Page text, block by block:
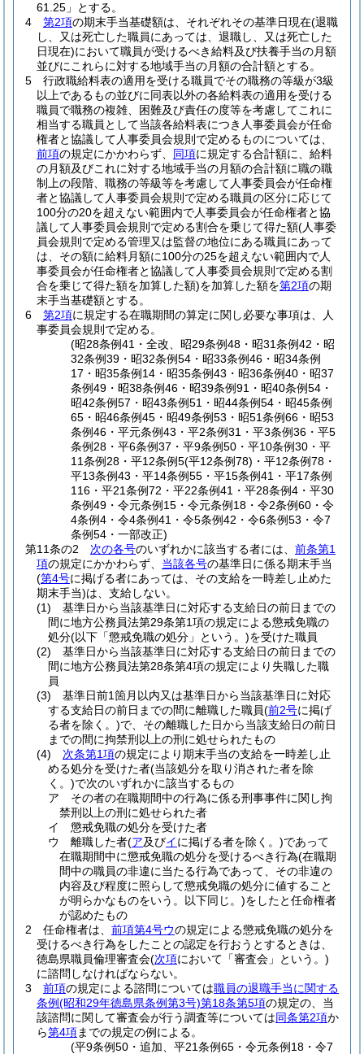
61.25」とする。
4
第2項の期末手当基礎額は、それぞれその基準日現在(退職
し、又は死亡した職員にあっては、退職し、又は死亡した
日現在)において職員が受けるべき給料及び扶養手当の月額
並びにこれらに対する地域手当の月額の合計額とする。
5
行政職給料表の適用を受ける職員でその職務の等級が3級
以上であるもの並びに同表以外の各給料表の適用を受ける
職員で職務の複雑、困難及び責任の度等を考慮してこれに
相当する職員として当該各給料表につき人事委員会が任命
権者と協議して人事委員会規則で定めるものについては、
前項の規定にかかわらず、 同項に規定する合計額に、給料
の月額及びこれに対する地域手当の月額の合計額に職の職
制上の段階、職務の等級等を考慮して人事委員会が任命権
者と協議して人事委員会規則で定める職員の区分に応じて
100分の20を超えない範囲内で人事委員会が任命権者と協
議して人事委員会規則で定める割合を乗じて得た額(人事委
員会規則で定める管理又は監督の地位にある職員にあって
は、その額に給料月額に100分の25を超えない範囲内で人
事委員会が任命権者と協議して人事委員会規則で定める割
合を乗じて得た額を加算した額)を加算した額を第2項の期
末手当基礎額とする。
6
第2項に規定する在職期間の算定に関し必要な事項は、人
事委員会規則で定める。
(昭28条例41・全改、昭29条例48・昭31条例42・昭
32条例39・昭32条例54・昭33条例46・昭34条例
17・昭35条例14・昭35条例43・昭36条例40・昭37
条例49・昭38条例46・昭39条例91・昭40条例54・
昭42条例57・昭43条例51・昭44条例54・昭45条例
65・昭46条例45・昭49条例53・昭51条例66・昭53
条例46・平元条例43・平2条例31・平3条例36・平5
条例28・平6条例37・平9条例50・平10条例30・平
11条例28・平12条例5(平12条例78)・平12条例78・
平13条例43・平14条例55・平15条例41・平17条例
116・平21条例72・平22条例41・平28条例4・平30
条例49・令元条例15・令元条例18・令2条例60・令
4条例4・令4条例41・令5条例42・令6条例53・令7
条例54・一部改正)
第11条の2
次の各号のいずれかに該当する者には、 前条第1
項の規定にかかわらず、 当該各号の基準日に係る期末手当
(第4号に掲げる者にあっては、その支給を一時差し止めた
期末手当)は、支給しない。
(1)
基準日から当該基準日に対応する支給日の前日までの
間に地方公務員法第29条第1項の規定による懲戒免職の
処分(以下「懲戒免職の処分」という。)を受けた職員
(2)
基準日から当該基準日に対応する支給日の前日までの
間に地方公務員法第28条第4項の規定により失職した職
員
(3)
基準日前1箇月以内又は基準日から当該基準日に対応
する支給日の前日までの間に離職した職員(前2号に掲げ
る者を除く。)で、その離職した日から当該支給日の前日
までの間に拘禁刑以上の刑に処せられたもの
(4)
次条第1項の規定により期末手当の支給を一時差し止
める処分を受けた者(当該処分を取り消された者を除
く。)で次のいずれかに該当するもの
ア
その者の在職期間中の行為に係る刑事事件に関し拘
禁刑以上の刑に処せられた者
イ
懲戒免職の処分を受けた者
ウ
離職した者(ア及びイに掲げる者を除く。)であって
在職期間中に懲戒免職の処分を受けるべき行為(在職期
間中の職員の非違に当たる行為であって、その非違の
内容及び程度に照らして懲戒免職の処分に値すること
が明らかなものをいう。以下同じ。)をしたと任命権者
が認めたもの
2
任命権者は、 前項第4号ウの規定による懲戒免職の処分を
受けるべき行為をしたことの認定を行おうとするときは、
徳島県職員倫理審査会(次項において「審査会」という。)
に諮問しなければならない。
3
前項の規定による諮問については職員の退職手当に関する
条例(昭和29年徳島県条例第3号)第18条第5項の規定の、当
該諮問に関して審査会が行う調査等については同条第2項か
ら第4項までの規定の例による。
(平9条例50・追加、平21条例65・令元条例18・令7